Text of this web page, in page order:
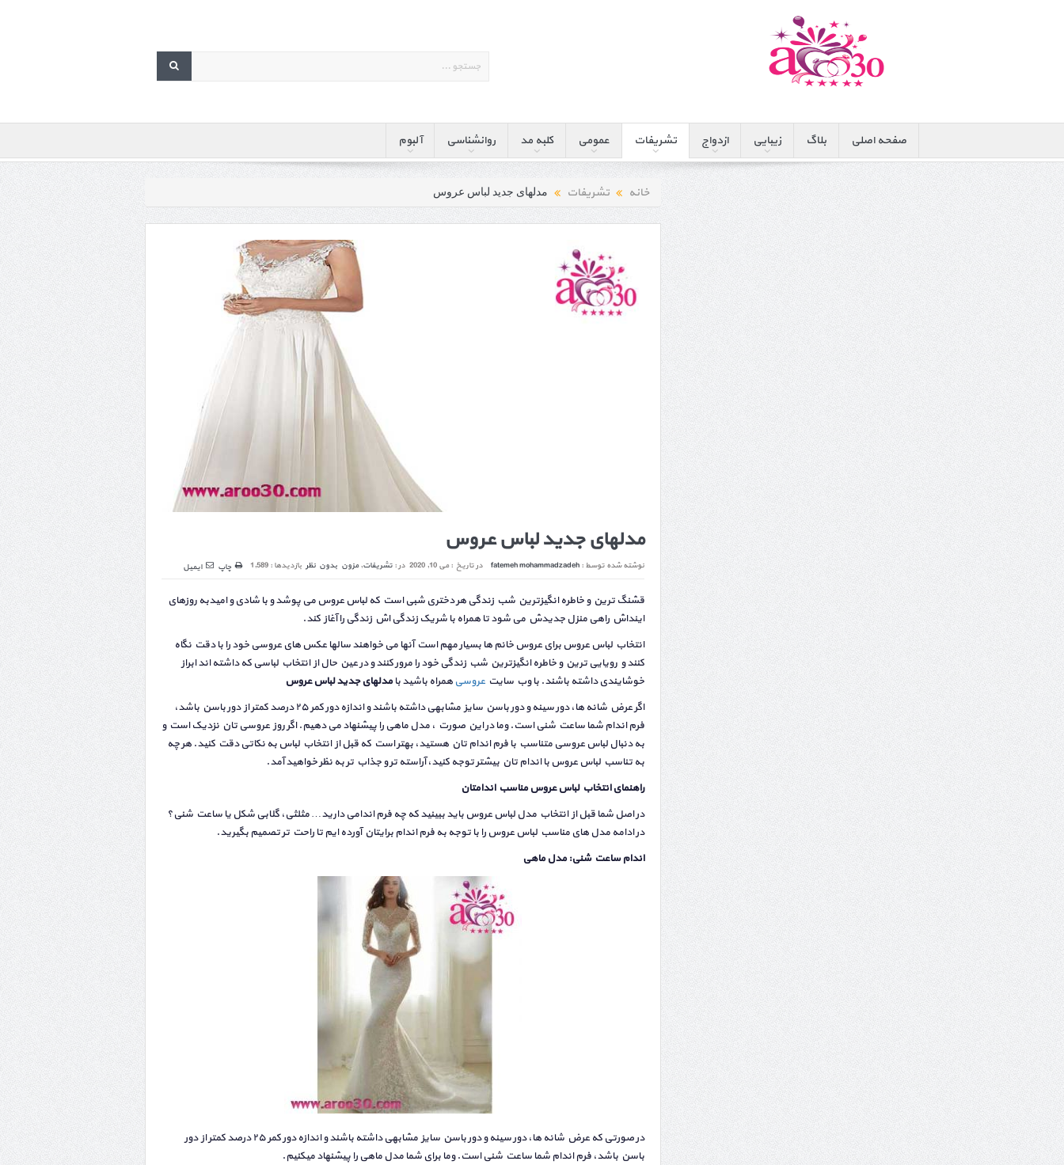
صفحه اصلی بلاگ زیبایی ازدواج تشریفات عمومی کلبه مد روانشناسی آلبوم
خانه تشریفات مدلهای جدید لباس عروس
مدلهای جدید لباس عروس
نوشته شده توسط : fatemeh mohammadzadeh در تاریخ :می 10, 2020 در : تشریفات,مزون بدون نظر بازدیدها : 1,589 چاپ ایمیل
قشنگ ترین و خاطره انگیزترین شب زندگی هر دختری شبی است که لباس عروس می پوشد و با شادی و امیدبه روزهای
اینداش راهی منزل جدیدش می شود تا همراه با شریک زندگی اش زندگی را آغاز کند.
انتخاب لباس عروس برای عروس خانم ها بسیار مهم است آنها می خواهند سالها عکس های عروسی خود را با دقت نگاه
کنند و رویایی ترین و خاطره انگیزترین شب زندگی خود را مرور کنند و در عین حال از انتخاب لباسی که داشته اند ابراز
خوشایندی داشته باشند. با وب سایت عروسی همراه باشید بامدلهای جدید لباس عروس
اگر عرض شانه ها، دور سینه و دور باسن سایز مشابهی داشته باشند و اندازه دور کمر ۲۵ درصد کمتر از دور باسن باشد،
فرم اندام شما ساعت شنی است. وما در این صورت ، مدل ماهی را پیشنهاد می دهیم. اگر روز عروسی تان نزدیک است و
به دنبال لباس عروسی متناسب با فرم اندام تان هستید، بهتر است که قبل از انتخاب لباس به نکاتی دقت کنید. هر چه
به تناسب لباس عروس با اندام تان بیشتر توجه کنید، آراسته تر و جذاب تر به نظر خواهید آمد.
راهنمای انتخاب لباس عروس مناسب اندامتان
در اصل شما قبل از انتخاب مدل لباس عروس باید ببینید که چه فرم اندامی دارید… مثلثی، گلابی شکل یا ساعت شنی؟
در ادامه مدل های مناسب لباس عروس را با توجه به فرم اندام برایتان آورده ایم تا راحت تر تصمیم بگیرید.
اندام ساعت شنی: مدل ماهی
در صورتی که عرض شانه ها، دور سینه و دور باسن سایز مشابهی داشته باشند و اندازه دور کمر ۲۵ درصد کمتر از دور
باسن باشد، فرم اندام شما ساعت شنی است. وما برای شما مدل ماهی را پیشنهاد میکنیم.